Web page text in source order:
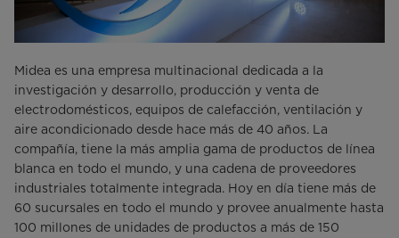
Midea es una empresa multinacional dedicada a la
investigación y desarrollo, producción y venta de
electrodomésticos, equipos de calefacción, ventilación y
aire acondicionado desde hace más de 40 años. La
compañía, tiene la más amplia gama de productos de línea
blanca en todo el mundo, y una cadena de proveedores
industriales totalmente integrada. Hoy en día tiene más de
60 sucursales en todo el mundo y provee anualmente hasta
100 millones de unidades de productos a más de 150